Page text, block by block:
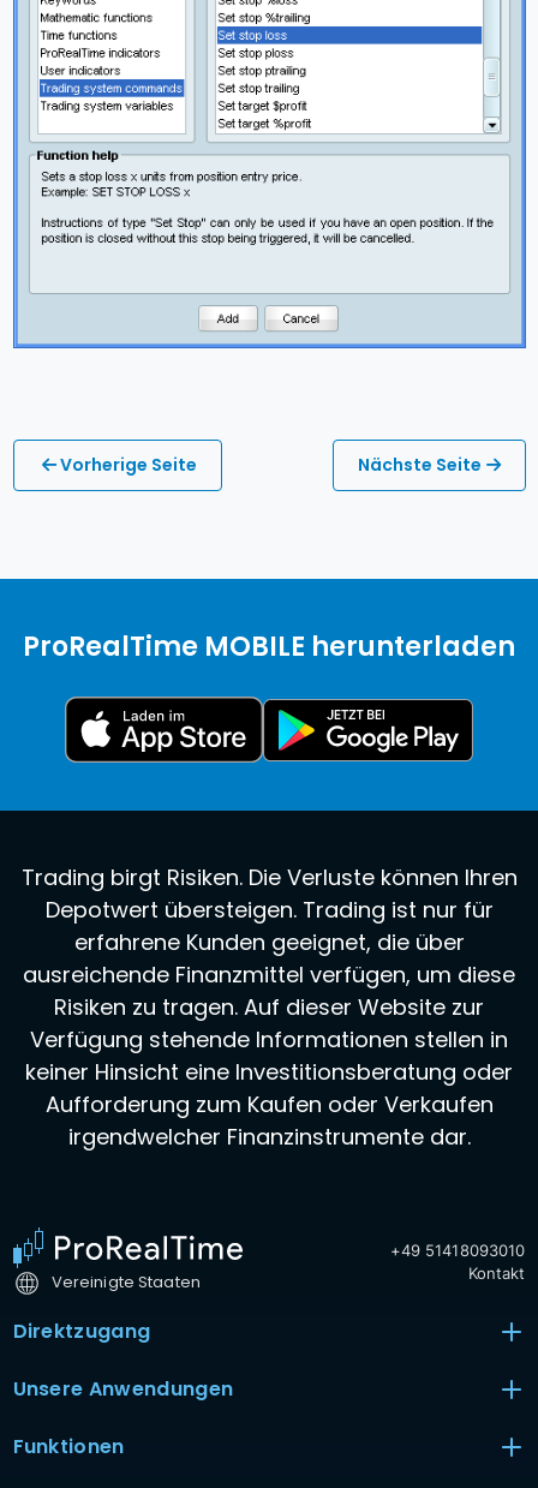
Vorherige Seite Nächste Seite
ProRealTime MOBILE herunterladen
Trading birgt Risiken. Die Verluste können Ihren
Depotwert übersteigen. Trading ist nur für
erfahrene Kunden geeignet, die über
ausreichende Finanzmittel verfügen, um diese
Risiken zu tragen. Auf dieser Website zur
Verfügung stehende Informationen stellen in
keiner Hinsicht eine Investitionsberatung oder
Aufforderung zum Kaufen oder Verkaufen
irgendwelcher Finanzinstrumente dar.
Vereinigte Staaten
+49 51418093010
Kontakt
Direktzugang
Unsere Anwendungen
Funktionen